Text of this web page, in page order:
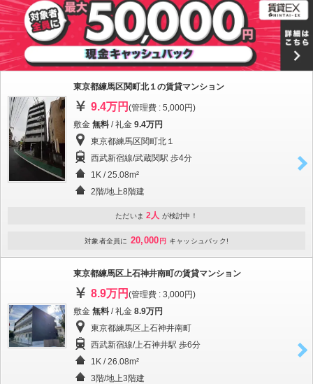
東京都練馬区関町北１の賃貸マンション
9.4万円 (管理費 : 5,000円)
敷金 無料 / 礼金 9.4万円
東京都練馬区関町北１
西武新宿線/武蔵関駅 歩4分
1K / 25.08m²
2階/地上8階建
ただいま 2人 が検討中！
対象者全員に 20,000 円 キャッシュバック!
東京都練馬区上石神井南町の賃貸マンション
8.9万円 (管理費 : 3,000円)
敷金 無料 / 礼金 8.9万円
東京都練馬区上石神井南町
西武新宿線/上石神井駅 歩6分
1K / 26.08m²
3階/地上3階建